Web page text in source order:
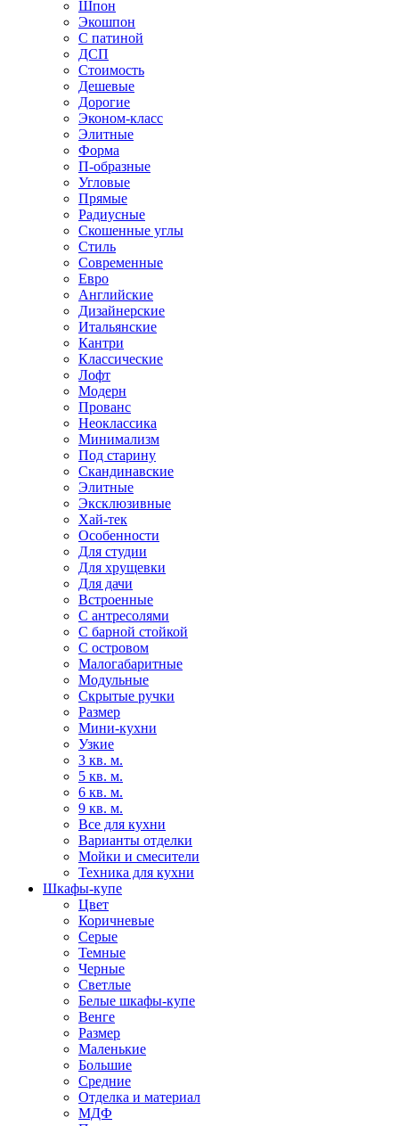
Шпон
Экошпон
С патиной
ДСП
Стоимость
Дешевые
Дорогие
Эконом-класс
Элитные
Форма
П-образные
Угловые
Прямые
Радиусные
Скошенные углы
Стиль
Современные
Евро
Английские
Дизайнерские
Итальянские
Кантри
Классические
Лофт
Модерн
Прованс
Неоклассика
Минимализм
Под старину
Скандинавские
Элитные
Эксклюзивные
Хай-тек
Особенности
Для студии
Для хрущевки
Для дачи
Встроенные
С антресолями
С барной стойкой
С островом
Малогабаритные
Модульные
Скрытые ручки
Размер
Мини-кухни
Узкие
3 кв. м.
5 кв. м.
6 кв. м.
9 кв. м.
Все для кухни
Варианты отделки
Мойки и смесители
Техника для кухни
Шкафы-купе
Цвет
Коричневые
Серые
Темные
Черные
Светлые
Белые шкафы-купе
Венге
Размер
Маленькие
Большие
Средние
Отделка и материал
МДФ